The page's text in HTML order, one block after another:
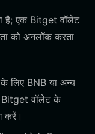
है; एक Bitget वॉलेट
को अनलॉक करता
के लिए BNB या अन्य
Bitget वॉलेट के
करें।